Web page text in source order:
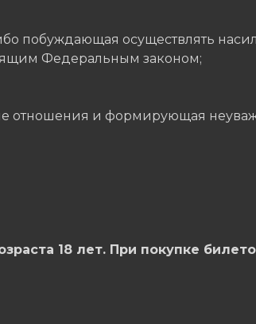
побуждающая осуществлять
Федеральным законом;
отношения и формирующая
18 лет. При покупке